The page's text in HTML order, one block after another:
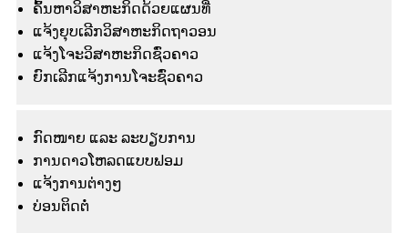
ຄົ້ນຫາວິສາຫະກິດດ້ວຍແຜນທີ່
ແຈ້ງຍຸບເລີກວິສາຫະກິດຖາວອນ
ແຈ້ງໂຈະວິສາຫະກິດຊົ່ວຄາວ
ຍົກເລີກແຈ້ງການໂຈະຊົ່ວຄາວ
ກົດໜາຍ ແລະ ລະບຽບການ
ການດາວໂຫລດແບບຟອມ
ແຈ້ງ​ການ​ຕ່າງໆ
ບ່ອນຕິດຕໍ່